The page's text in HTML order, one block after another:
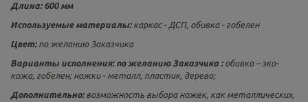
Длина: 600 мм
Используемые материалы:каркас - ДСП, обивка - гобелен
Цвет: по желанию Заказчика
Варианты исполнения: по желанию Заказчика : обивка – эко-
кожа, гобелен; ножки - металл, пластик, дерево;
Дополнительно:возможность выбора ножек, как металлических,